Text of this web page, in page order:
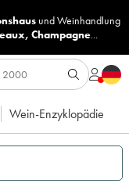
undWeinhandlung
, Champagne...
Wein-Enzyklopädie